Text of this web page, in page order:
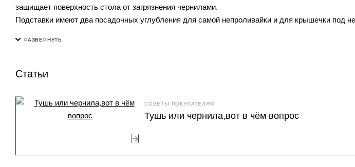
защищает поверхность стола от загрязнения чернилами.
Подставки имеют два посадочных углубления для самой непроливайки и для крышечки под
"Совместная покупка"для тематических классов (от 10 человек)10%
"Повторная покупка"для постоянных клиентов. 10%
Статьи
СОВЕТЫ ПОКУПАТЕЛЯМ
Тушь или чернила,вот в чём вопрос